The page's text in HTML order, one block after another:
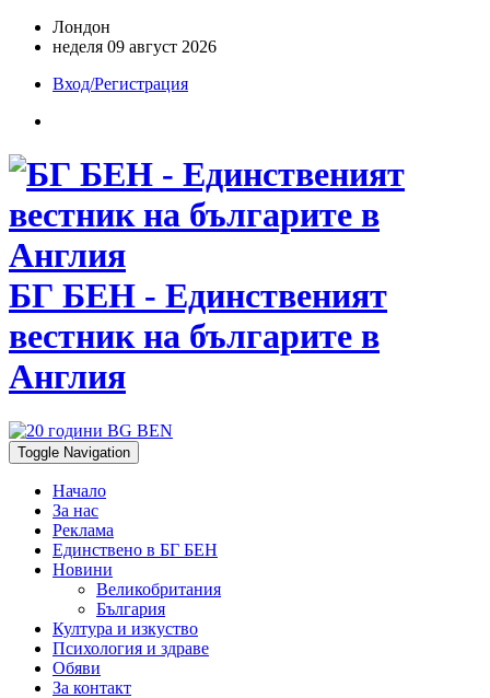
Лондон
неделя 09 август 2026
Вход/Регистрация
БГ БЕН - Единственият
вестник на българите в
Англия
Toggle Navigation
Начало
За нас
Реклама
Единствено в БГ БЕН
Новини
Великобритания
България
Култура и изкуство
Психология и здраве
Обяви
За контакт